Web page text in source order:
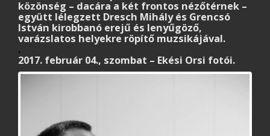
közönség – dacára a két frontos nézőtérnek –
együtt lélegzett Dresch Mihály és Grencsó
István kirobbanó erejű és lenyűgöző,
varázslatos helyekre röpítő muzsikájával.
.
2017. február 04., szombat – Ekési Orsi fotói.